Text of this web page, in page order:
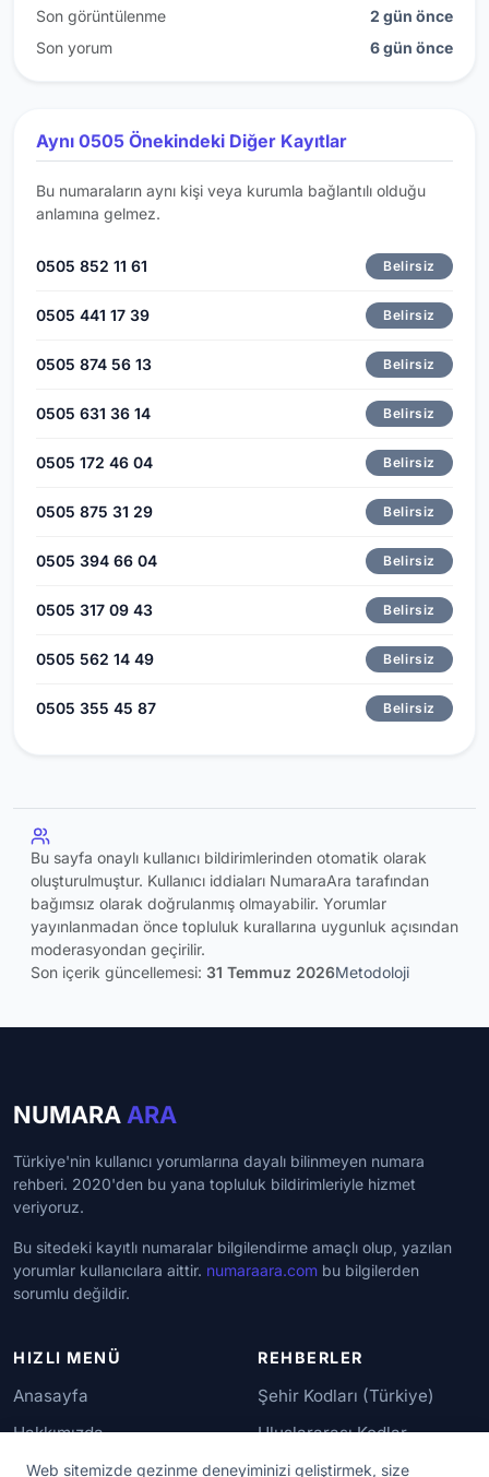
Web sitemizde gezinme deneyiminizi geliştirmek, size
Son görüntülenme
2 gün önce
Son yorum
6 gün önce
Aynı 0505 Önekindeki Diğer Kayıtlar
Bu numaraların aynı kişi veya kurumla bağlantılı olduğu
anlamına gelmez.
0505 852 11 61 Belirsiz
0505 441 17 39 Belirsiz
0505 874 56 13 Belirsiz
0505 631 36 14 Belirsiz
0505 172 46 04 Belirsiz
0505 875 31 29 Belirsiz
0505 394 66 04 Belirsiz
0505 317 09 43 Belirsiz
0505 562 14 49 Belirsiz
0505 355 45 87 Belirsiz
Bu sayfa onaylı kullanıcı bildirimlerinden otomatik olarak
oluşturulmuştur. Kullanıcı iddiaları NumaraAra tarafından
bağımsız olarak doğrulanmış olmayabilir. Yorumlar
yayınlanmadan önce topluluk kurallarına uygunluk açısından
moderasyondan geçirilir.
Son içerik güncellemesi: 31 Temmuz 2026Metodoloji
NUMARA ARA
Türkiye'nin kullanıcı yorumlarına dayalı bilinmeyen numara
rehberi. 2020'den bu yana topluluk bildirimleriyle hizmet
veriyoruz.
Bu sitedeki kayıtlı numaralar bilgilendirme amaçlı olup, yazılan
yorumlar kullanıcılara aittir. numaraara.com bu bilgilerden
sorumlu değildir.
HIZLI MENÜ
Anasayfa
Hakkımızda
İletişim
REHBERLER
Şehir Kodları (Türkiye)
Uluslararası Kodlar
Güvenilir Numaralar